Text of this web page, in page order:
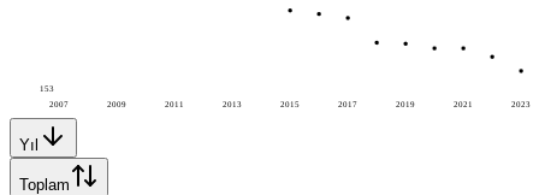
2007 2009 2011 2013 2015 2017 2019 2021 2023
153
Yıl
Toplam